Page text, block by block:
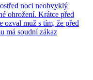
noci neobvyklý
ohrožení. Krátce před
ozval muž s tím, že před
má soudní zákaz